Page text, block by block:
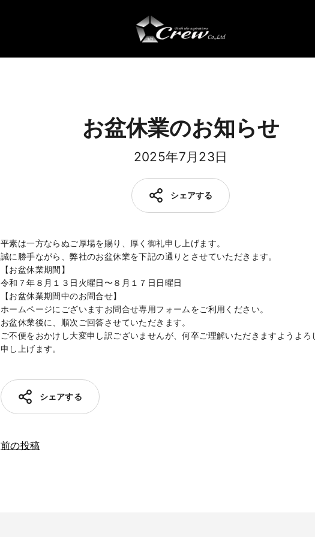
お盆休業のお知らせ
2025年7月23日
シェアする
平素は一方ならぬご厚場を賜り、厚く御礼申し上げます。
誠に勝手ながら、弊社のお盆休業を下記の通りとさせていただきます。
【お盆休業期間】
令和７年８月１３日火曜日〜８月１７日日曜日
【お盆休業期間中のお問合せ】
ホームページにございますお問合せ専用フォームをご利用ください。
お盆休業後に、順次ご回答させていただきます。
ご不便をおかけし大変申し訳ございませんが、何卒ご理解いただきますようよろ
申し上げます。
シェアする
前の投稿